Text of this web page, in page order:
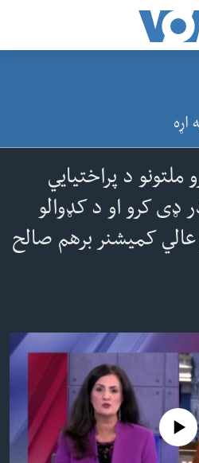
اړه
ملتونو د پراختیایي
ډی کرو او د کډوالو
عالي کمیشنر برهم صالح
No media source